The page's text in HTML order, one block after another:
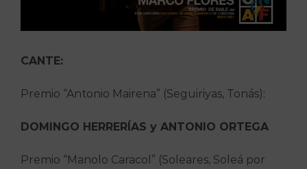
CANTE:
Premio “Antonio Mairena” (Seguiriyas, Tonás):
DOMINGO HERRERÍAS y ANTONIO ORTEGA
Premio “Manolo Caracol” (Soleares, Soleá por